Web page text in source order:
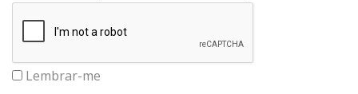
Lembrar-me